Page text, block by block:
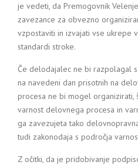
je vedeti, da Premogovnik
zavezance za obvezno
vzpostaviti in izvajati vse ukrepe
standardi stroke.
Če delodajalec ne bi razpolagal
na navedeni dan prisotnih na
procesa ne bi mogel
varnost delovnega procesa in
ga zavezujeta tako
tudi zakonodaja s področja
Z očitki, da je pridobivanje